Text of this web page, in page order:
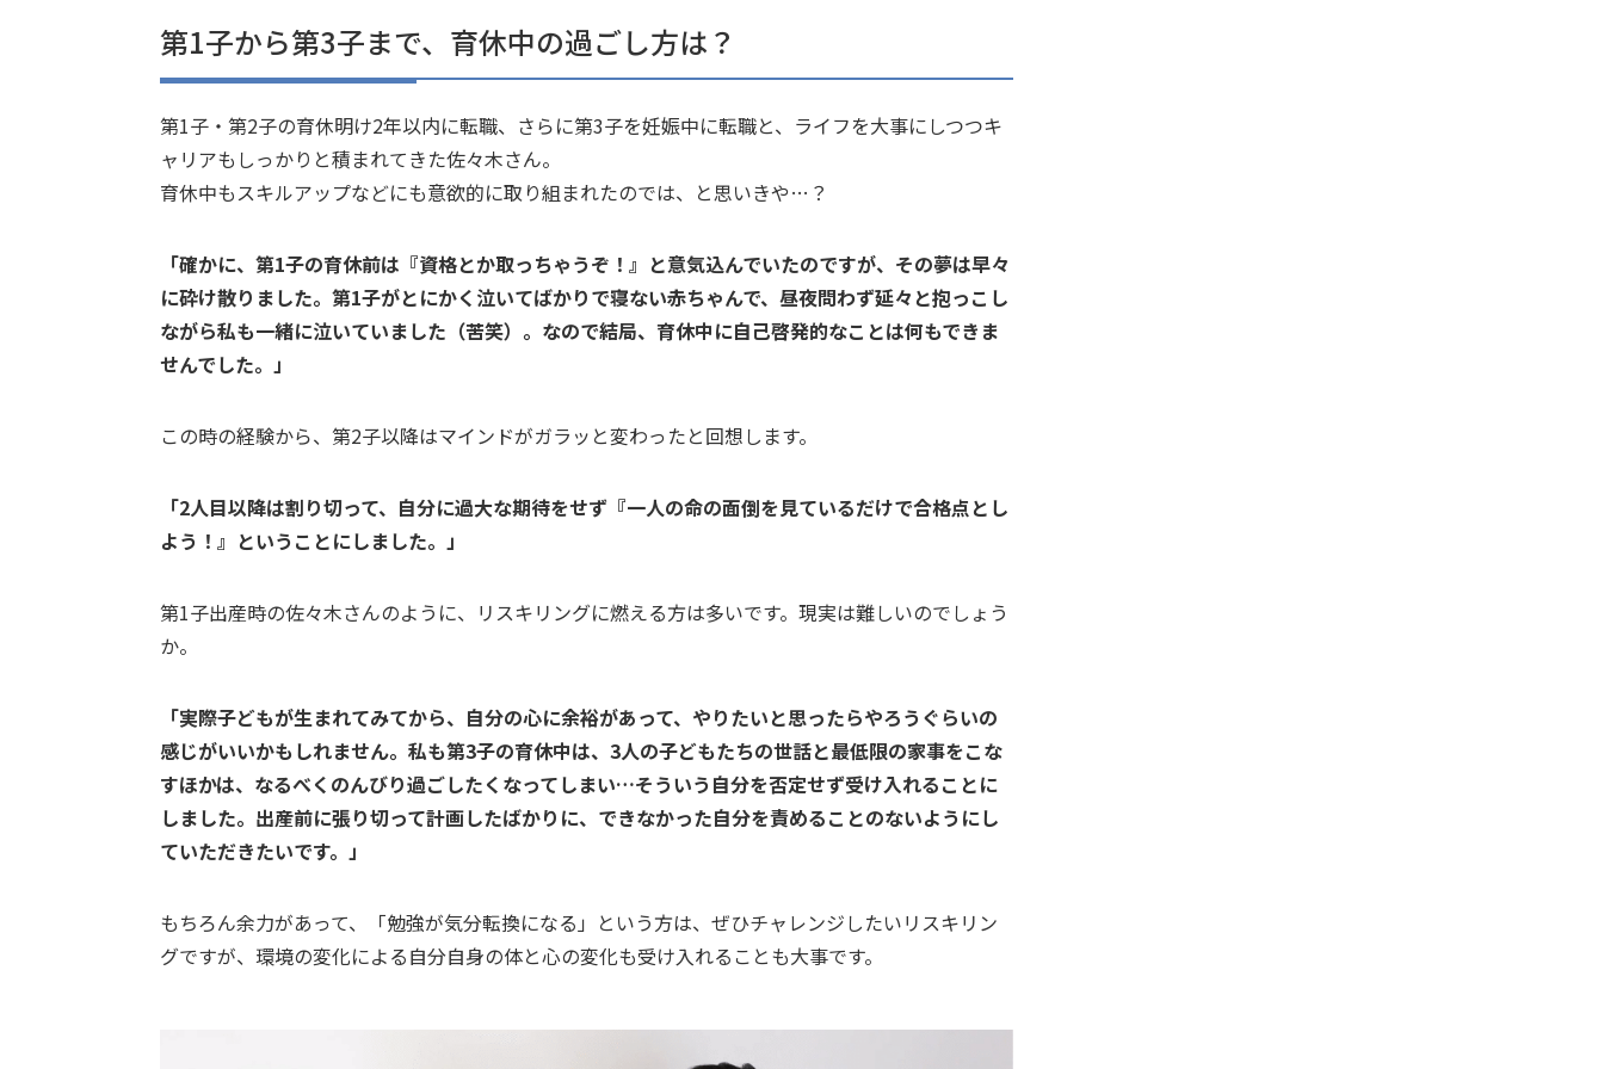
第1子から第3子まで、育休中の過ごし方は？
第1子・第2子の育休明け2年以内に転職、さらに第3子を妊娠中に転職と、ライフを大事にしつつキ
ャリアもしっかりと積まれてきた佐々木さん。
育休中もスキルアップなどにも意欲的に取り組まれたのでは、と思いきや…？
「確かに、第1子の育休前は『資格とか取っちゃうぞ！』と意気込んでいたのですが、その夢は早々
に砕け散りました。第1子がとにかく泣いてばかりで寝ない赤ちゃんで、昼夜問わず延々と抱っこし
ながら私も一緒に泣いていました（苦笑）。なので結局、育休中に自己啓発的なことは何もできま
せんでした。」
この時の経験から、第2子以降はマインドがガラッと変わったと回想します。
「2人目以降は割り切って、自分に過大な期待をせず『一人の命の面倒を見ているだけで合格点とし
よう！』ということにしました。」
第1子出産時の佐々木さんのように、リスキリングに燃える方は多いです。現実は難しいのでしょう
か。
「実際子どもが生まれてみてから、自分の心に余裕があって、やりたいと思ったらやろうぐらいの
感じがいいかもしれません。私も第3子の育休中は、3人の子どもたちの世話と最低限の家事をこな
すほかは、なるべくのんびり過ごしたくなってしまい…そういう自分を否定せず受け入れることに
しました。出産前に張り切って計画したばかりに、できなかった自分を責めることのないようにし
ていただきたいです。」
もちろん余力があって、「勉強が気分転換になる」という方は、ぜひチャレンジしたいリスキリン
グですが、環境の変化による自分自身の体と心の変化も受け入れることも大事です。